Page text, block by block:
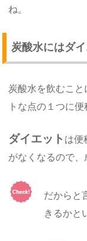
ね。
炭酸水にはダ
炭酸水を飲むこ
トな点の１つに
ダイエット は便
がなくなるので、
だからと
きるかと